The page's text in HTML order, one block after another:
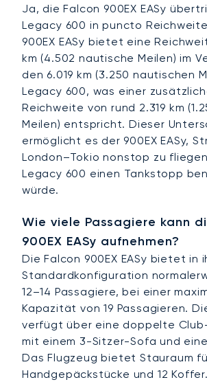
Ja, die Falcon 900EX EASy
Legacy 600 in puncto
900EX EASy bietet eine
km (4.502 nautische Meilen) im
den 6.019 km (3.250 nautischen
Legacy 600, was einer
Reichweite von rund 2.319 km
Meilen) entspricht. Dieser
ermöglicht es der 900EX EASy,
London–Tokio nonstop zu
Legacy 600 einen Tankstopp
würde.
Wie viele Passagiere kann
900EX EASy aufnehmen?
Die Falcon 900EX EASy bietet in
Standardkonfiguration
12–14 Passagiere, bei einer
Kapazität von 19 Passagieren.
verfügt über eine doppelte
mit einem 3-Sitzer-Sofa und
Das Flugzeug bietet Stauraum
Handgepäckstücke und 12 Koffer.